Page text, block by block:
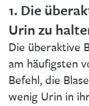
1. Die
Urin zu
Die überaktive
am häufigsten
Befehl, die
wenig Urin in